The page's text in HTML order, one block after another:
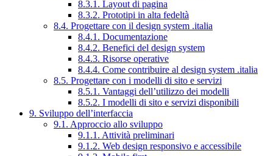
8.3.1. Layout di pagina
8.3.2. Prototipi in alta fedeltà
8.4. Progettare con il design system .italia
8.4.1. Documentazione
8.4.2. Benefici del design system
8.4.3. Risorse operative
8.4.4. Come contribuire al design system .italia
8.5. Progettare con i modelli di sito e servizi
8.5.1. Vantaggi dell’utilizzo dei modelli
8.5.2. I modelli di sito e servizi disponibili
9. Sviluppo dell’interfaccia
9.1. Approccio allo sviluppo
9.1.1. Attività preliminari
9.1.2. Web design responsivo e accessibile